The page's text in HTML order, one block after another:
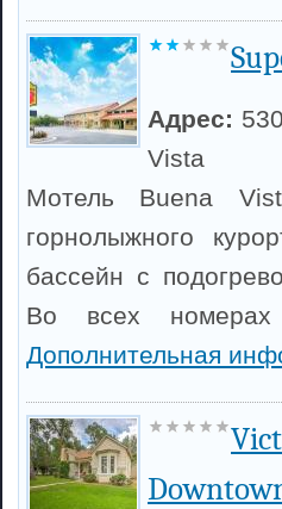
Адрес:
Vista
Мотель Buena
горнолыжного
бассейн с
Во всех номерах
Дополнительная